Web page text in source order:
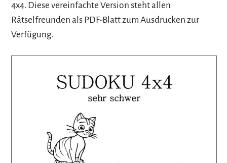
4x4. Diese vereinfachte Version steht allen
Rätselfreunden als PDF-Blatt zum Ausdrucken zur
Verfügung.